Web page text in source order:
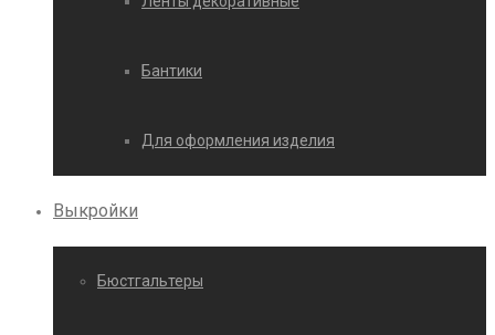
Бантики
Для оформления изделия
Выкройки
Бюстгальтеры